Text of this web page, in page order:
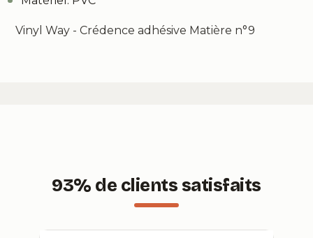
Vinyl Way - Crédence adhésive Matière n°9
93% de clients satisfaits